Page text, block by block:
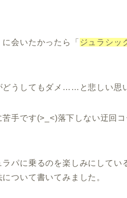
会いたかったら「 ジュラシッ
どうしてもダメ……と悲しい思
手です(>_<)落下しない迂回
ラパに乗るのを楽しみにして
ついて書いてみました。